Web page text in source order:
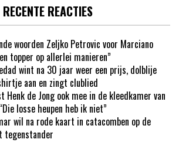
RECENTE REACTIES
woorden Zeljko Petrovic voor Marciano
topper op allerlei manieren”
wint na 30 jaar weer een prijs, dolblije
aan en zingt clublied
Henk de Jong ook mee in de kleedkamer van
losse heupen heb ik niet”
wil na rode kaart in catacomben op de
tegenstander